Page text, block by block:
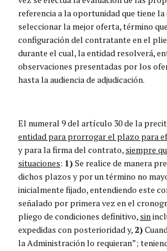
referencia a la oportunidad que tiene
seleccionar la mejor oferta, término
configuración del contratante en el
durante el cual, la entidad resolverá,
observaciones presentadas por los
hasta la audiencia de adjudicación.
El numeral 9 del artículo 30 de la
entidad para prorrogar el plazo para
y para la firma del contrato, siempre
situaciones: 1)Se realice de manera
dichos plazos y por un término no
inicialmente fijado, entendiendo este
señalado por primera vez en el
pliego de condiciones definitivo, sin
expedidas con posterioridad y, 2)
la Administración lo requieran”;